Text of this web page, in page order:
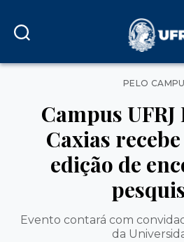
PELO
Campus
Caxias
edição de
Evento contará com
da